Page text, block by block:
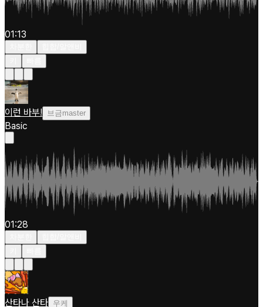
01:13
이런 바부! 브금master
Basic
01:28
산타나 산타 우케